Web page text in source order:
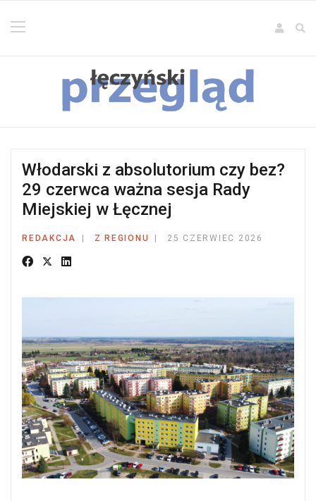
Włodarski z absolutorium czy bez?
29 czerwca ważna sesja Rady
Miejskiej w Łęcznej
REDAKCJA Z REGIONU 25 CZERWIEC 2026